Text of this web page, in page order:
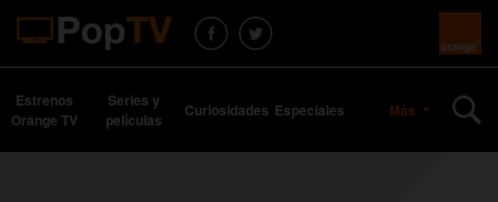
Estrenos
Orange TV
Series y
películas
Curiosidades Especiales Más